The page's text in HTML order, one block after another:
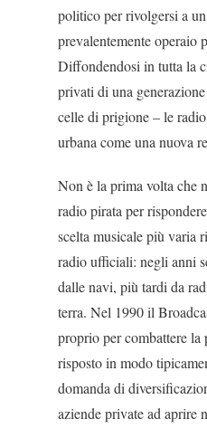
politico per rivolgersi a
prevalente­mente operaio
Diffondendo­si in tutta la
privati di una
celle di prigione – le
urbana come una nuova
Non è la prima volta che
radio pirata per
scelta musicale più varia
radio ufficiali: negli anni
dalle navi, più tardi da
terra. Nel 1990 il
proprio per combattere la
risposto in modo
domanda di
aziende private ad aprire